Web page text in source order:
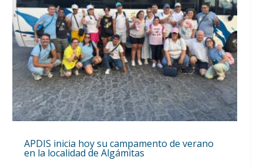
APDIS inicia hoy su campamento de verano
en la localidad de Algámitas